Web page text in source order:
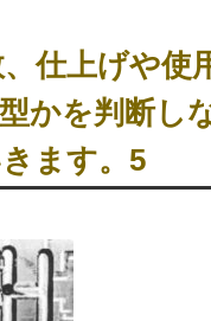
仕上げや使
かを判断し
ます。5